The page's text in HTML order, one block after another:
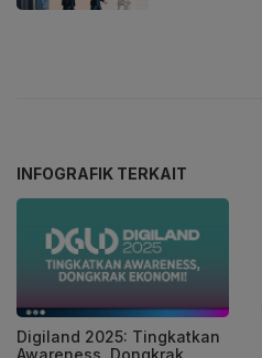
INFOGRAFIK TERKAIT
Digiland 2025: Tingkatkan